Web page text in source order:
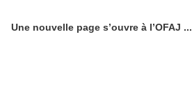
Une nouvelle page s’ouvre à l’OFAJ ...